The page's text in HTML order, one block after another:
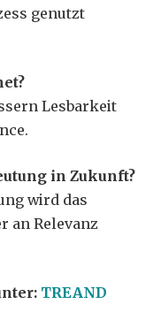
genutzt
Lesbarkeit
in Zukunft?
wird das
an Relevanz
TREAND